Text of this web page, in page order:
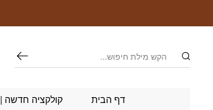
חיפוש
דף הבית קולקציה חדשה | NEW